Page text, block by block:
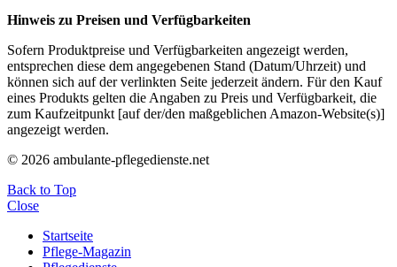
Hinweis zu Preisen und Verfügbarkeiten
Sofern Produktpreise und Verfügbarkeiten angezeigt werden,
entsprechen diese dem angegebenen Stand (Datum/Uhrzeit) und
können sich auf der verlinkten Seite jederzeit ändern. Für den Kauf
eines Produkts gelten die Angaben zu Preis und Verfügbarkeit, die
zum Kaufzeitpunkt [auf der/den maßgeblichen Amazon-Website(s)]
angezeigt werden.
© 2026 ambulante-pflegedienste.net
Back to Top
Close
Startseite
Pflege-Magazin